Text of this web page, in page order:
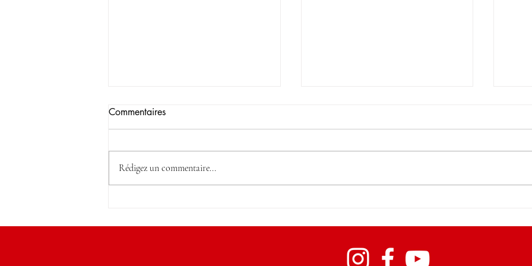
Commentaires
Rédigez un commentaire...